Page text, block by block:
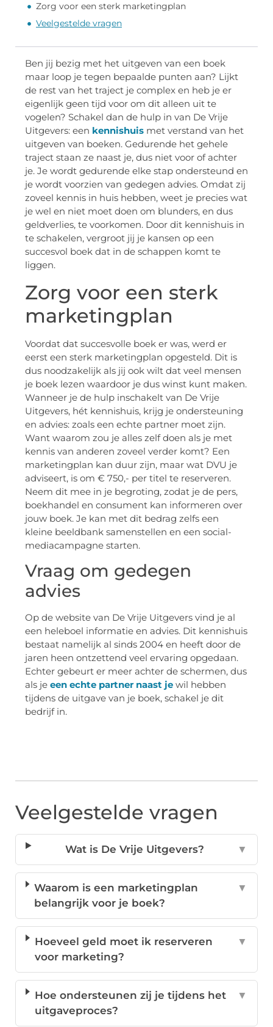
Zorg voor een sterk marketingplan
Veelgestelde vragen
Ben jij bezig met het uitgeven van een boek
maar loop je tegen bepaalde punten aan? Lijkt
de rest van het traject je complex en heb je er
eigenlijk geen tijd voor om dit alleen uit te
vogelen? Schakel dan de hulp in van De Vrije
Uitgevers: een kennishuis met verstand van het
uitgeven van boeken. Gedurende het gehele
traject staan ze naast je, dus niet voor of achter
je. Je wordt gedurende elke stap ondersteund en
je wordt voorzien van gedegen advies. Omdat zij
zoveel kennis in huis hebben, weet je precies wat
je wel en niet moet doen om blunders, en dus
geldverlies, te voorkomen. Door dit kennishuis in
te schakelen, vergroot jij je kansen op een
succesvol boek dat in de schappen komt te
liggen.
Zorg voor een sterk
marketingplan
Voordat dat succesvolle boek er was, werd er
eerst een sterk marketingplan opgesteld. Dit is
dus noodzakelijk als jij ook wilt dat veel mensen
je boek lezen waardoor je dus winst kunt maken.
Wanneer je de hulp inschakelt van De Vrije
Uitgevers, hét kennishuis, krijg je ondersteuning
en advies: zoals een echte partner moet zijn.
Want waarom zou je alles zelf doen als je met
kennis van anderen zoveel verder komt? Een
marketingplan kan duur zijn, maar wat DVU je
adviseert, is om € 750,- per titel te reserveren.
Neem dit mee in je begroting, zodat je de pers,
boekhandel en consument kan informeren over
jouw boek. Je kan met dit bedrag zelfs een
kleine beeldbank samenstellen en een social-
mediacampagne starten.
Vraag om gedegen
advies
Op de website van De Vrije Uitgevers vind je al
een heleboel informatie en advies. Dit kennishuis
bestaat namelijk al sinds 2004 en heeft door de
jaren heen ontzettend veel ervaring opgedaan.
Echter gebeurt er meer achter de schermen, dus
als je een echte partner naast je wil hebben
tijdens de uitgave van je boek, schakel je dit
bedrijf in.
Veelgestelde vragen
Wat is De Vrije Uitgevers? ▼
Waarom is een marketingplan
belangrijk voor je boek?
▼
Hoeveel geld moet ik reserveren
voor marketing?
▼
Hoe ondersteunen zij je tijdens het
uitgaveproces?
▼